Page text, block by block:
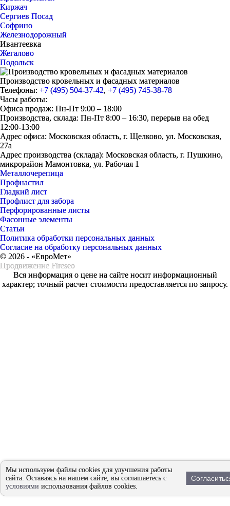
Киржач
Сергиев Посад
Софрино
Железнодорожный
Ивантеевка
Жегалово
Подольск
Производство кровельных и фасадных материалов
Телефоны: +7 (495) 504-37-42, +7 (495) 745-38-78
Часы работы:
Офиса продаж: Пн-Пт 9:00 – 18:00
Производства, склада: Пн-Пт 8:00 – 16:30, перерыв на обед
12:00-13:00
Адрес офиса: Московская область, г. Щелково, ул. Московская,
27а
Адрес производства (склада): Московская область, г. Пушкино,
микрорайон Мамонтовка, ул. Рабочая 1
Металлочерепица
Профнастил
Гладкий лист
Профлист для забора
Перфорированные листы
Фасонные элементы
Статьи
Политика обработки персональных данных
Согласие на обработку персональных данных
© 2026 - «ЕвроМет»
Продвижение Fireseo
Вся информация о цене на сайте носит информационный
характер; точный расчет стоимости предоставляется по запросу.
Мы используем файлы cookies для улучшения работы
сайта. Оставаясь на нашем сайте, вы соглашаетесь с
условиями использования файлов cookies.